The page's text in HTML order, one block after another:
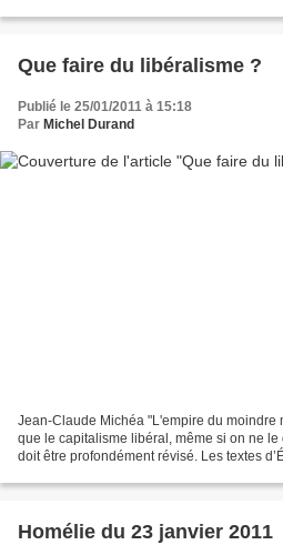
Que faire du libéralisme ?
Publié le 25/01/2011 à 15:18
Par Michel Durand
Jean-Claude Michéa "L'empire du moindre
que le capitalisme libéral, même si on ne
doit être profondément révisé. Les textes
Homélie du 23 janvier 2011